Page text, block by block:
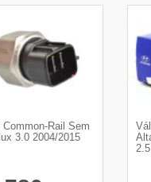
Common-Rail Sem
3.0 2004/2015